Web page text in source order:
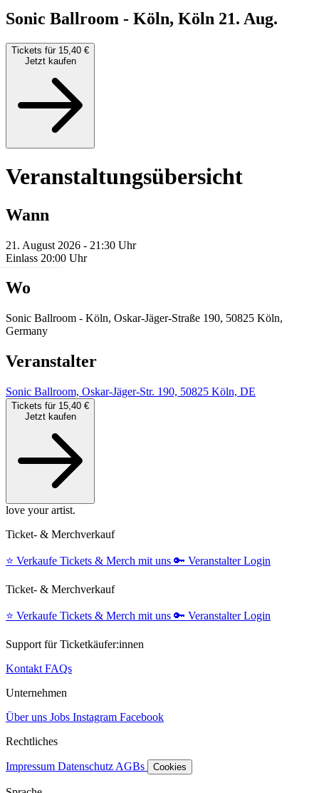
Sonic Ballroom - Köln, Köln 21. Aug.
Tickets für 15,40 €
Jetzt kaufen
Veranstaltungsübersicht
Wann
21. August 2026 - 21:30 Uhr
Einlass 20:00 Uhr
Wo
Sonic Ballroom - Köln, Oskar-Jäger-Straße 190, 50825 Köln,
Germany
Veranstalter
Sonic Ballroom, Oskar-Jäger-Str. 190, 50825 Köln, DE
Tickets für 15,40 €
Jetzt kaufen
love your artist.
Ticket- & Merchverkauf
⭐️ Verkaufe Tickets & Merch mit uns 🔑 Veranstalter Login
Ticket- & Merchverkauf
⭐️ Verkaufe Tickets & Merch mit uns 🔑 Veranstalter Login
Support für Ticketkäufer:innen
Kontakt FAQs
Unternehmen
Über uns Jobs Instagram Facebook
Rechtliches
Impressum Datenschutz AGBs Cookies